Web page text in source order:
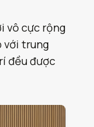
vô cực rộng
với trung
đều được